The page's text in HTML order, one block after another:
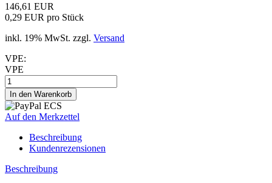
146,61 EUR
0,29 EUR pro Stück
inkl. 19% MwSt. zzgl. Versand
VPE:
VPE
Auf den Merkzettel
Beschreibung
Kundenrezensionen
Beschreibung